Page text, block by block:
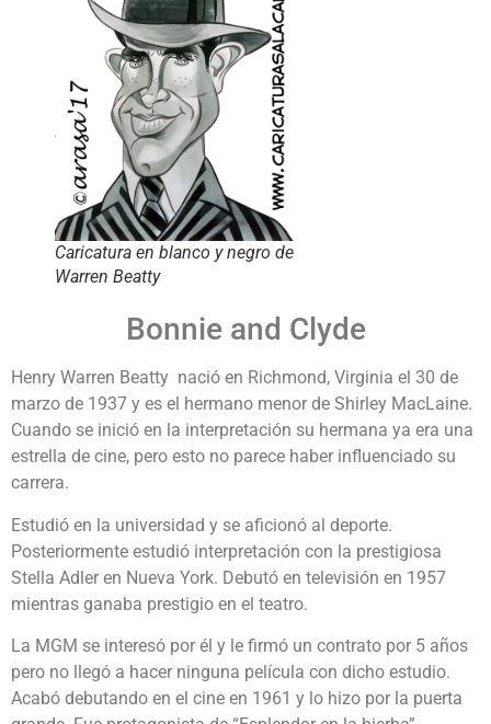
Caricatura en blanco y negro de
Warren Beatty
Bonnie and Clyde
Henry Warren Beatty nació en Richmond, Virginia el 30 de
marzo de 1937 y es el hermano menor de Shirley MacLaine.
Cuando se inició en la interpretación su hermana ya era una
estrella de cine, pero esto no parece haber influenciado su
carrera.
Estudió en la universidad y se aficionó al deporte.
Posteriormente estudió interpretación con la prestigiosa
Stella Adler en Nueva York. Debutó en televisión en 1957
mientras ganaba prestigio en el teatro.
La MGM se interesó por él y le firmó un contrato por 5 años
pero no llegó a hacer ninguna película con dicho estudio.
Acabó debutando en el cine en 1961 y lo hizo por la puerta